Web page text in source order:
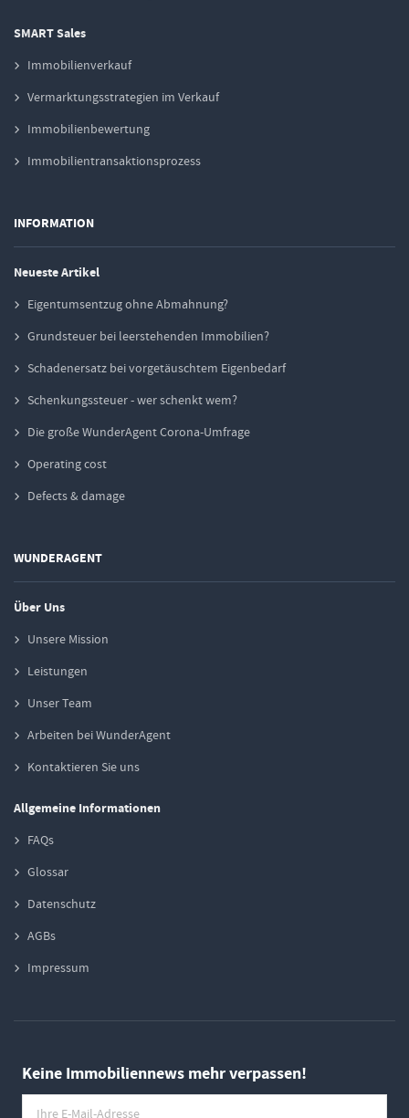
SMART Sales
Immobilienverkauf
Vermarktungsstrategien im Verkauf
Immobilienbewertung
Immobilientransaktionsprozess
INFORMATION
Neueste Artikel
Eigentumsentzug ohne Abmahnung?
Grundsteuer bei leerstehenden Immobilien?
Schadenersatz bei vorgetäuschtem Eigenbedarf
Schenkungssteuer - wer schenkt wem?
Die große WunderAgent Corona-Umfrage
Operating cost
Defects & damage
WUNDERAGENT
Über Uns
Unsere Mission
Leistungen
Unser Team
Arbeiten bei WunderAgent
Kontaktieren Sie uns
Allgemeine Informationen
FAQs
Glossar
Datenschutz
AGBs
Impressum
Keine Immobiliennews mehr verpassen!